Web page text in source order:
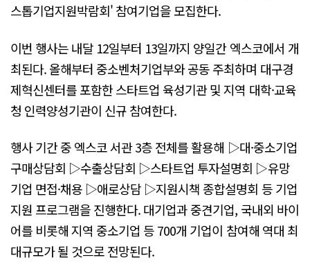
스톱기업지원박람회' 참여기업을 모집한다.
이번 행사는 내달 12일부터 13일까지 양일간 엑스코에서 개
최된다. 올해부터 중소벤처기업부와 공동 주최하며 대구경
제혁신센터를 포함한 스타트업 육성기관 및 지역 대학·교육
청 인력양성기관이 신규 참여한다.
행사 기간 중 엑스코 서관 3층 전체를 활용해 ▷대·중소기업
구매상담회 ▷수출상담회 ▷스타트업 투자설명회 ▷유망
기업 면접·채용 ▷애로상담 ▷지원시책 종합설명회 등 기업
지원 프로그램을 진행한다. 대기업과 중견기업, 국내외 바이
어를 비롯해 지역 중소기업 등 700개 기업이 참여해 역대 최
대규모가 될 것으로 전망된다.